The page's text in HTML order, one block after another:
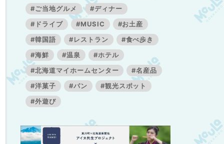
#ご当地グルメ
#ディナー
#ドライブ
#MUSIC
#お土産
#韓国語
#レストラン
#食べ歩き
#海鮮
#温泉
#ホテル
#北海道マイホームセンター
#名産品
#洋菓子
#パン
#観光スポット
#外遊び